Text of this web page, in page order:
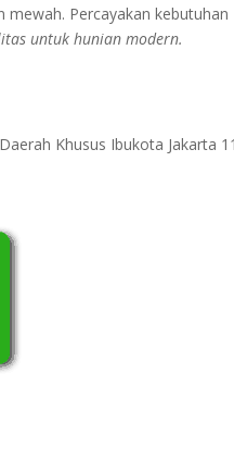
Percayakan kebutuhan
untuk hunian modern.
Khusus Ibukota Jakarta